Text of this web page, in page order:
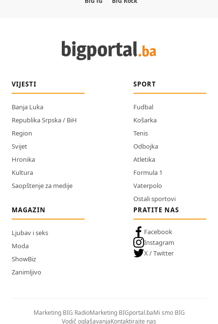
VIJESTI
Banja Luka
Republika Srpska / BiH
Region
Svijet
Hronika
Kultura
Saopštenje za medije
SPORT
Fudbal
Košarka
Tenis
Odbojka
Atletika
Formula 1
Vaterpolo
Ostali sportovi
MAGAZIN
Ljubav i seks
Moda
ShowBiz
Zanimljivo
PRATITE NAS
Facebook
Instagram
X / Twitter
Marketing BIG RadioMarketing BIGportal.baMi smo BIG
Vodič oglašavanjaKontaktirajte nas